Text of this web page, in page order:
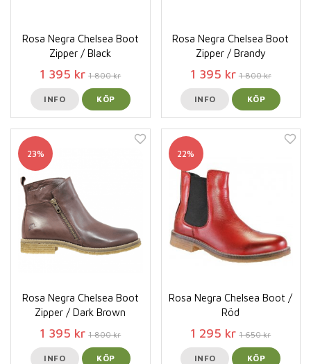
Rosa Negra Chelsea Boot
Zipper / Black
1 395 kr 1 800 kr
INFO KÖP
Rosa Negra Chelsea Boot
Zipper / Brandy
1 395 kr 1 800 kr
INFO KÖP
23%
Rosa Negra Chelsea Boot
Zipper / Dark Brown
1 395 kr 1 800 kr
INFO KÖP
22%
Rosa Negra Chelsea Boot /
Röd
1 295 kr 1 650 kr
INFO KÖP